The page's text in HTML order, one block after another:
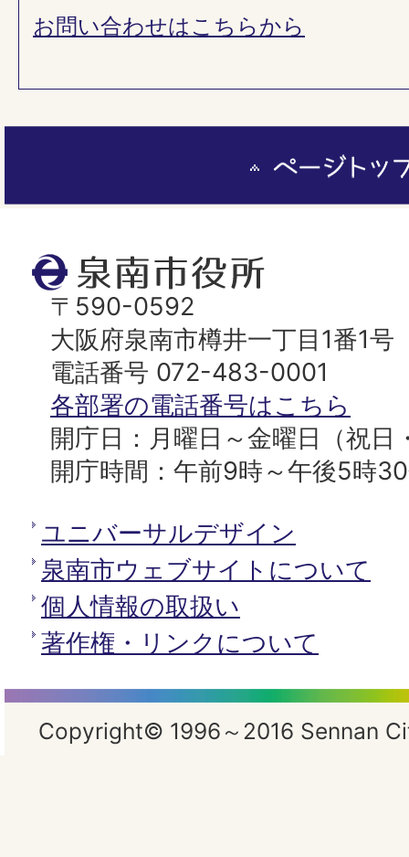
お問い合わせはこちらから
泉
南
市
役
所
〒590-0592
大阪府泉南市樽井一丁目1番1号
電話番号 072-483-0001
各部署の電話番号はこちら
開庁日：月曜日～金曜日（祝日
開庁時間：午前9時～午後5時
ユニバーサルデザイン
泉南市ウェブサイトについて
個人情報の取扱い
著作権・リンクについて
Copyright© 1996～2016 Sennan